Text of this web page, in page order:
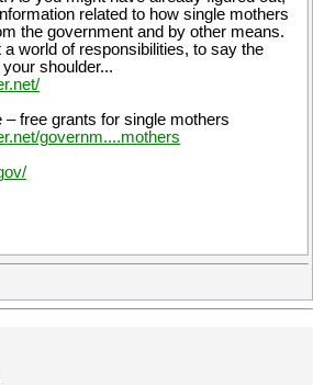
related to how single mothers
the government and by other means.
a world of responsibilities, to say the
shoulder...
free grants for single mothers
governm....mothers